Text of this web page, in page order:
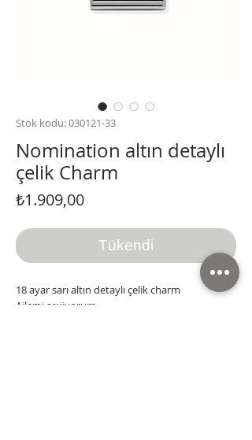
Stok kodu: 030121-33
Nomination altın detaylı
çelik Charm
₺1.909,00Fiyat
Tükendi
18 ayar sarı altın detaylı çelik charm
Ailemi seviyorum